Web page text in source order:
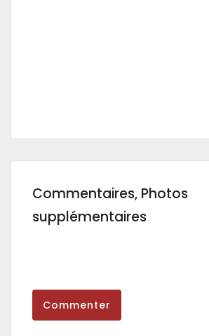
Commentaires, Photos
supplémentaires
Commenter